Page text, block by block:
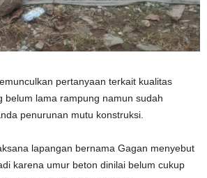
pertanyaan terkait kualitas
belum lama rampung namun sudah
penurunan mutu konstruksi.
lapangan bernama Gagan menyebut
karena umur beton dinilai belum cukup